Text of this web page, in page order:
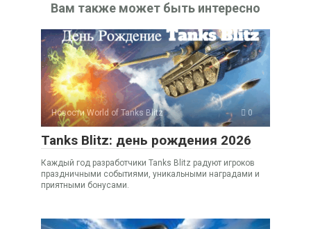
Вам также может быть интересно
Новости World of Tanks Blitz 0
Tanks Blitz: день рождения 2026
Каждый год разработчики Tanks Blitz радуют игроков
праздничными событиями, уникальными наградами и
приятными бонусами.